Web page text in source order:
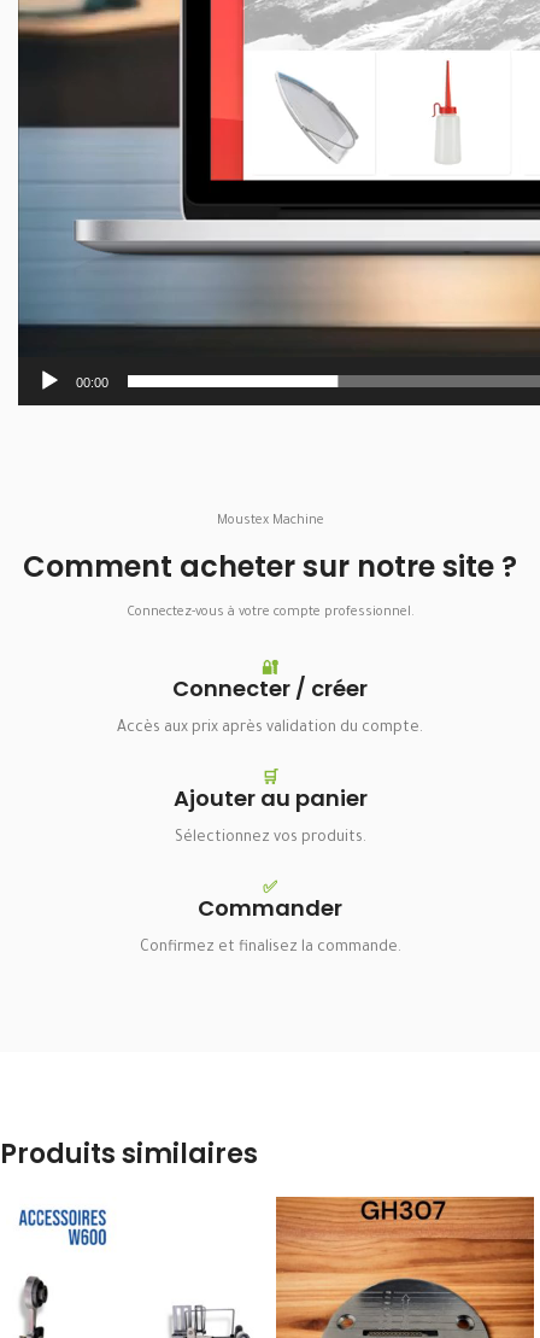
Moustex Machine
Comment acheter sur notre site ?
Connectez-vous à votre compte professionnel.
🔐
Connecter / créer
Accès aux prix après validation du compte.
🛒
Ajouter au panier
Sélectionnez vos produits.
✅
Commander
Confirmez et finalisez la commande.
00:00
Produits similaires